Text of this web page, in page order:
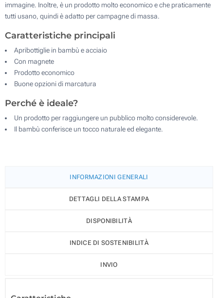
immagine. Inoltre, è un prodotto molto economico e che praticamente
tutti usano, quindi è adatto per campagne di massa.
Caratteristiche principali
Apribottiglie in bambù e acciaio
Con magnete
Prodotto economico
Buone opzioni di marcatura
Perché è ideale?
Un prodotto per raggiungere un pubblico molto considerevole.
Il bambù conferisce un tocco naturale ed elegante.
INFORMAZIONI GENERALI
DETTAGLI DELLA STAMPA
DISPONIBILITÀ
INDICE DI SOSTENIBILITÀ
INVIO